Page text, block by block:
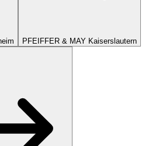
PFEIFFER & MAY Kaiserslautern